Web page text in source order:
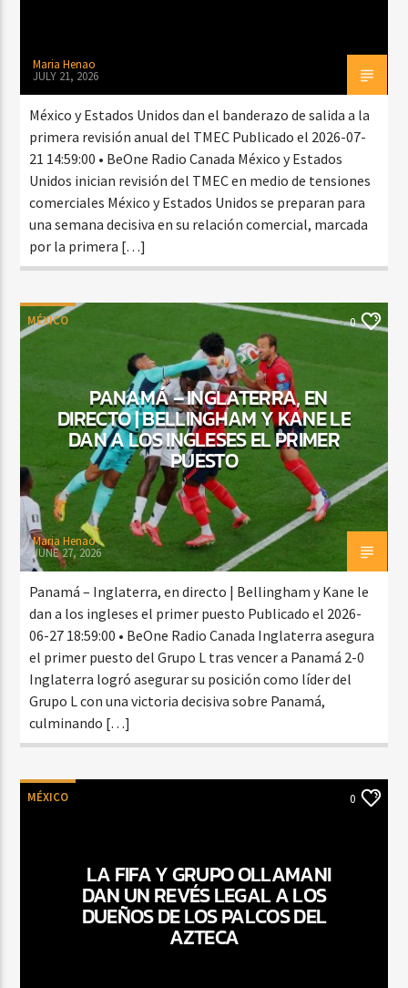
Maria Henao
JULY 21, 2026
México y Estados Unidos dan el banderazo de salida a la
primera revisión anual del TMEC Publicado el 2026-07-
21 14:59:00 • BeOne Radio Canada México y Estados
Unidos inician revisión del TMEC en medio de tensiones
comerciales México y Estados Unidos se preparan para
una semana decisiva en su relación comercial, marcada
por la primera […]
MÉXICO 0
PANAMÁ – INGLATERRA, EN
DIRECTO | BELLINGHAM Y KANE LE
DAN A LOS INGLESES EL PRIMER
PUESTO
Maria Henao
JUNE 27, 2026
Panamá – Inglaterra, en directo | Bellingham y Kane le
dan a los ingleses el primer puesto Publicado el 2026-
06-27 18:59:00 • BeOne Radio Canada Inglaterra asegura
el primer puesto del Grupo L tras vencer a Panamá 2-0
Inglaterra logró asegurar su posición como líder del
Grupo L con una victoria decisiva sobre Panamá,
culminando […]
MÉXICO 0
LA FIFA Y GRUPO OLLAMANI
DAN UN REVÉS LEGAL A LOS
DUEÑOS DE LOS PALCOS DEL
AZTECA